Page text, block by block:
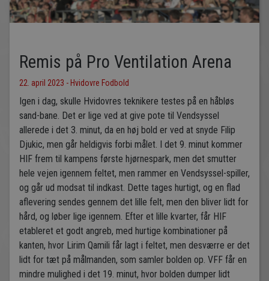
Remis på Pro Ventilation Arena
22. april 2023 - Hvidovre Fodbold
Igen i dag, skulle Hvidovres teknikere testes på en håbløs
sand-bane. Det er lige ved at give pote til Vendsyssel
allerede i det 3. minut, da en høj bold er ved at snyde Filip
Djukic, men går heldigvis forbi målet. I det 9. minut kommer
HIF frem til kampens første hjørnespark, men det smutter
hele vejen igennem feltet, men rammer en Vendsyssel-spiller,
og går ud modsat til indkast. Dette tages hurtigt, og en flad
aflevering sendes gennem det lille felt, men den bliver lidt for
hård, og løber lige igennem. Efter et lille kvarter, får HIF
etableret et godt angreb, med hurtige kombinationer på
kanten, hvor Lirim Qamili får lagt i feltet, men desværre er det
lidt for tæt på målmanden, som samler bolden op. VFF får en
mindre mulighed i det 19. minut, hvor bolden dumper lidt